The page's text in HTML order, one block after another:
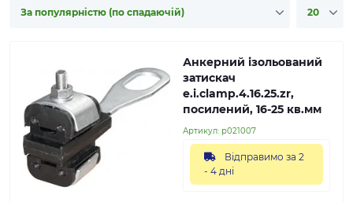
Анкерний ізольований
затискач
e.i.clamp.4.16.25.zr,
посилений, 16-25 кв.мм
Артикул: p021007
Відправимо за 2
- 4 дні